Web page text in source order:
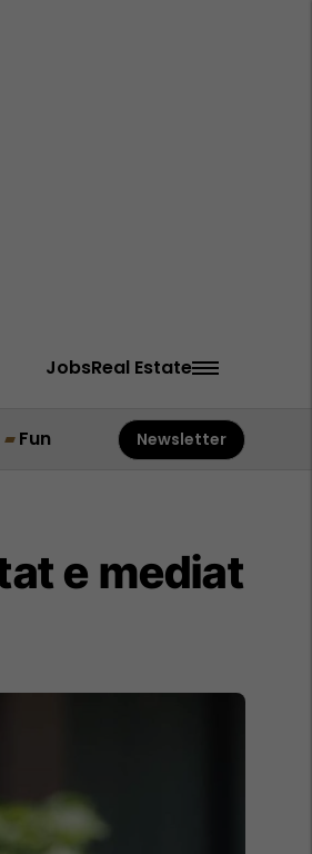
JobsReal Estate
Fun Newsletter
e mediat